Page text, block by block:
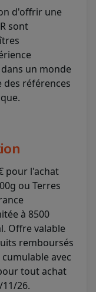
d'offrir une
sont
un monde
des références
pour l'achat
ou Terres
à 8500
Offre valable
remboursés
avec
tout achat
26.